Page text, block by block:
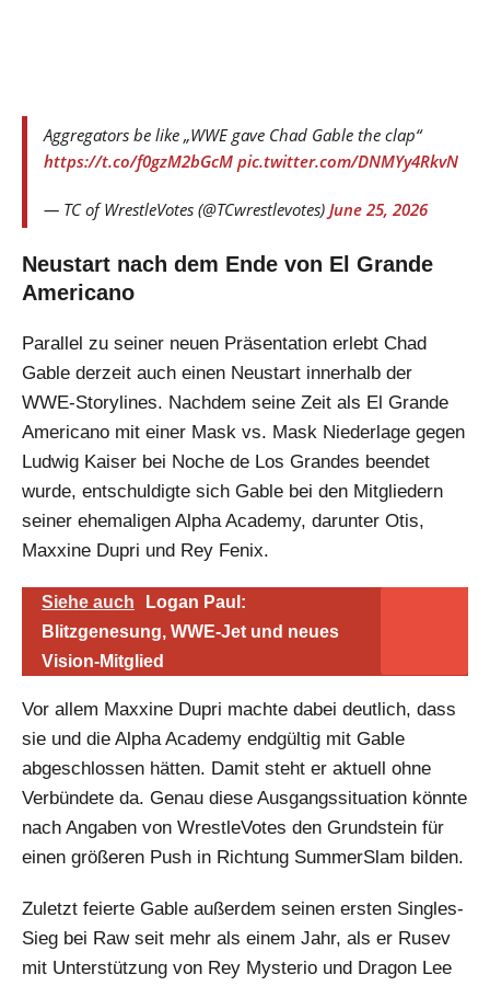
Aggregators be like „WWE gave Chad Gable the clap“
https://t.co/f0gzM2bGcM pic.twitter.com/DNMYy4RkvN
— TC of WrestleVotes (@TCwrestlevotes) June 25, 2026
Neustart nach dem Ende von El Grande
Americano
Parallel zu seiner neuen Präsentation erlebt Chad
Gable derzeit auch einen Neustart innerhalb der
WWE-Storylines. Nachdem seine Zeit als El Grande
Americano mit einer Mask vs. Mask Niederlage gegen
Ludwig Kaiser bei Noche de Los Grandes beendet
wurde, entschuldigte sich Gable bei den Mitgliedern
seiner ehemaligen Alpha Academy, darunter Otis,
Maxxine Dupri und Rey Fenix.
Siehe auch
Logan Paul:
Blitzgenesung, WWE-Jet und neues
Vision-Mitglied
Vor allem Maxxine Dupri machte dabei deutlich, dass
sie und die Alpha Academy endgültig mit Gable
abgeschlossen hätten. Damit steht er aktuell ohne
Verbündete da. Genau diese Ausgangssituation könnte
nach Angaben von WrestleVotes den Grundstein für
einen größeren Push in Richtung SummerSlam bilden.
Zuletzt feierte Gable außerdem seinen ersten Singles-
Sieg bei Raw seit mehr als einem Jahr, als er Rusev
mit Unterstützung von Rey Mysterio und Dragon Lee